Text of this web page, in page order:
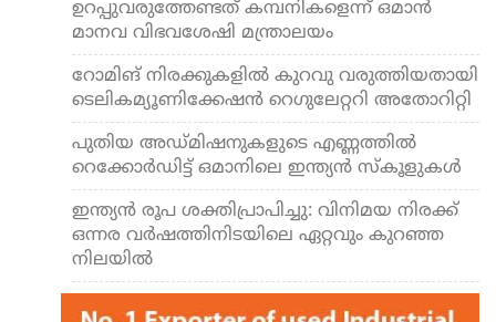
ഉറപ്പുവരുത്തേണ്ടത് കമ്പനികളെന്ന് ഒമാൻ
മാനവ വിഭവശേഷി മന്ത്രാലയം
റോമിങ് നിരക്കുകളിൽ കുറവു വരുത്തിയതായി
ടെലികമ്യൂണിക്കേഷൻ റെഗുലേറ്ററി അതോറിറ്റി
പുതിയ അഡ്മിഷനുകളുടെ എണ്ണത്തിൽ
റെക്കോർഡിട്ട് ഒമാനിലെ ഇന്ത്യൻ സ്കൂളുകൾ
ഇന്ത്യന്‍ രൂപ ശക്തിപ്രാപിച്ചു: വി​നി​മ​യ നി​ര​ക്ക്​
ഒന്നര വർഷത്തിനിടയിലെ ഏറ്റവും കു​റ​ഞ്ഞ
നിലയിൽ